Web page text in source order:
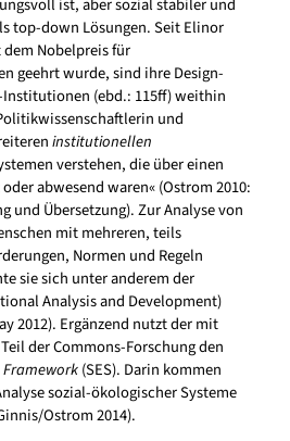
ist, aber sozial stabiler und
top-down Lösungen. Seit Elinor
Nobelpreis für
geehrt wurde, sind ihre Design-
(ebd.: 115ff) weithin
und
institutionellen
verstehen, die über einen
abwesend waren« (Ostrom 2010:
und Übersetzung). Zur Analyse von
mit mehreren, teils
Normen und Regeln
sie sich unter anderem der
Analysis and Development)
2012). Ergänzend nutzt der mit
der Commons-Forschung den
Framework(SES). Darin kommen
sozial-ökologischer Systeme
Ostrom 2014).